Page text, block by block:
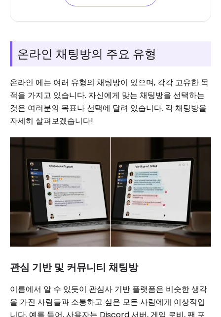
온라인 채팅방의 주요 유형
온라인 에는 여러 유형의 채팅방이 있으며, 각각 고유한 목
적을 가지고 있습니다. 자신에게 맞는 채팅방을 선택하는
것은 여러분의 목표나 선택에 달려 있습니다. 각 채팅방을
자세히 살펴보겠습니다!
관심 기반 및 커뮤니티 채팅방
이름에서 알 수 있듯이 관심사 기반 플랫폼은 비슷한 생각
을 가진 사람들과 소통하고 싶은 모든 사람에게 이상적입